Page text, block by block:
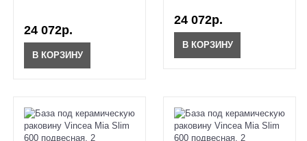
24 072р.
В КОРЗИНУ
24 072р.
В КОРЗИНУ